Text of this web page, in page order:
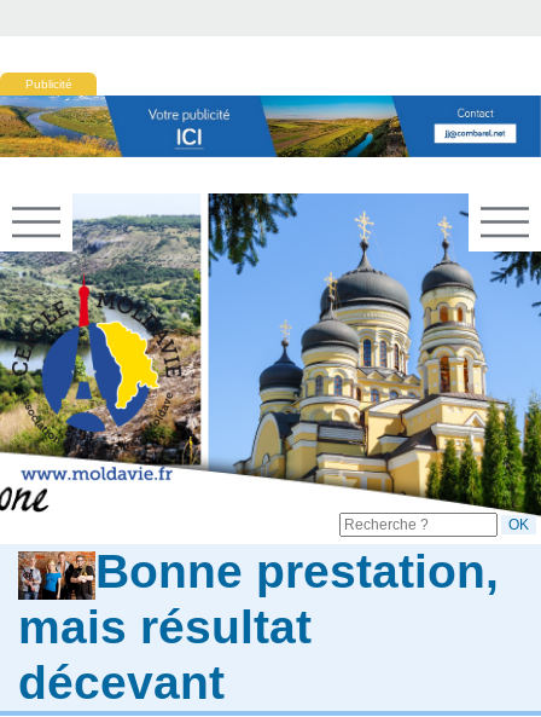
Publicité
Bonne prestation,
mais résultat
décevant